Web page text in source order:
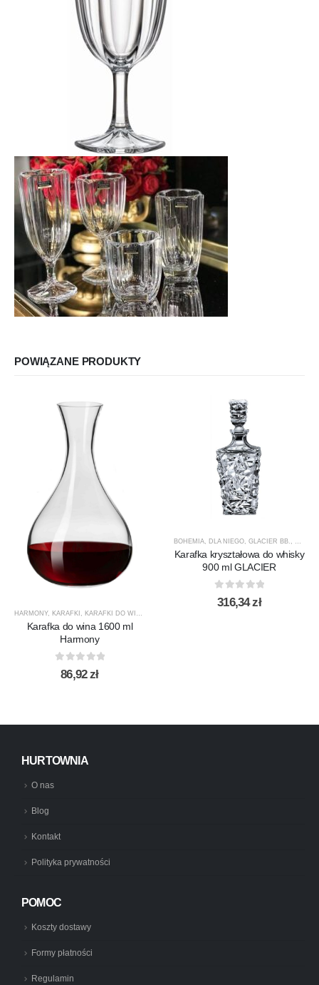
POWIĄZANE PRODUKTY
HARMONY, KARAFKI KARAFKI DO WINA
Karafka do wina 1600 ml
Harmony
out of 5
86,92zł
BOHEMIA, DLA NIEGO, GLACIER BB. ,
Karafka kryształowa do whisky
900 ml GLACIER
0out of 5
316,34zł
HURTOWNIA
O nas
Blog
Kontakt
Polityka prywatności
POMOC
Koszty dostawy
Formy płatności
Regulamin